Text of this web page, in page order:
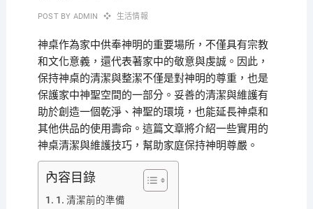
POST BY ADMIN 生活情報
神桌作為家中供奉神明的重要場所，不僅具有宗教
和文化意義，還代表著家中的敬意與虔誠。因此，
保持神桌的清潔與整潔不僅是對神明的尊重，也是
保護家中神聖空間的一部分。妥善的清潔與維護有
助於創造一個乾淨、神聖的環境，也能延長神桌和
其他供品的使用壽命。這篇文章將介紹一些實用的
神桌清潔與維護技巧，幫助家庭保持神明尊嚴。
內容目錄
1. 清潔前的準備